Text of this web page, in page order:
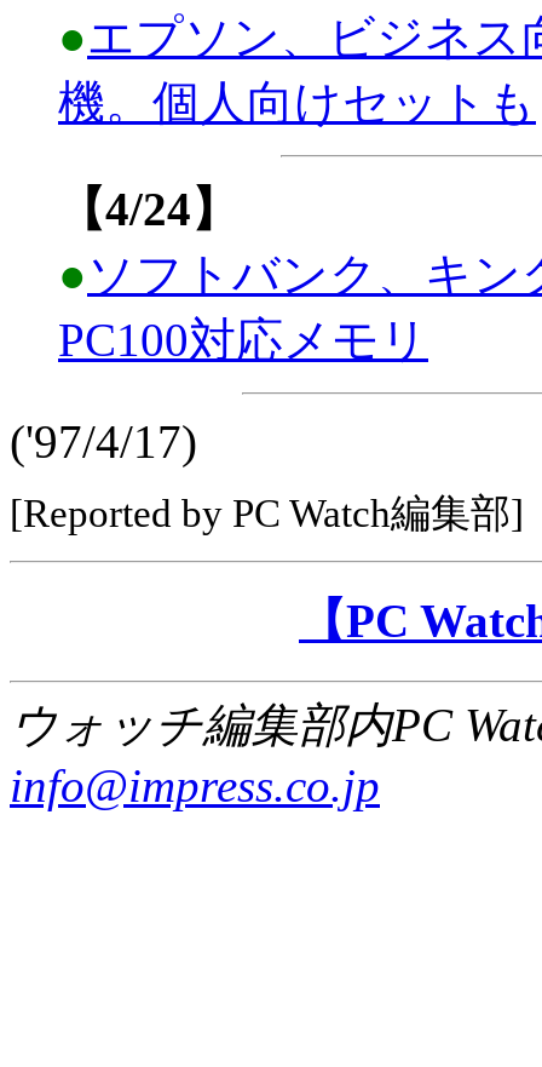
●エプソン、ビジネス
機。個人向けセットも
【4/24】
●ソフトバンク、キ
PC100対応メモリ
('97/4/17)
[Reported by PC Watch編集部]
【PC
ウォッチ編集部内PC
info@impress.co.jp